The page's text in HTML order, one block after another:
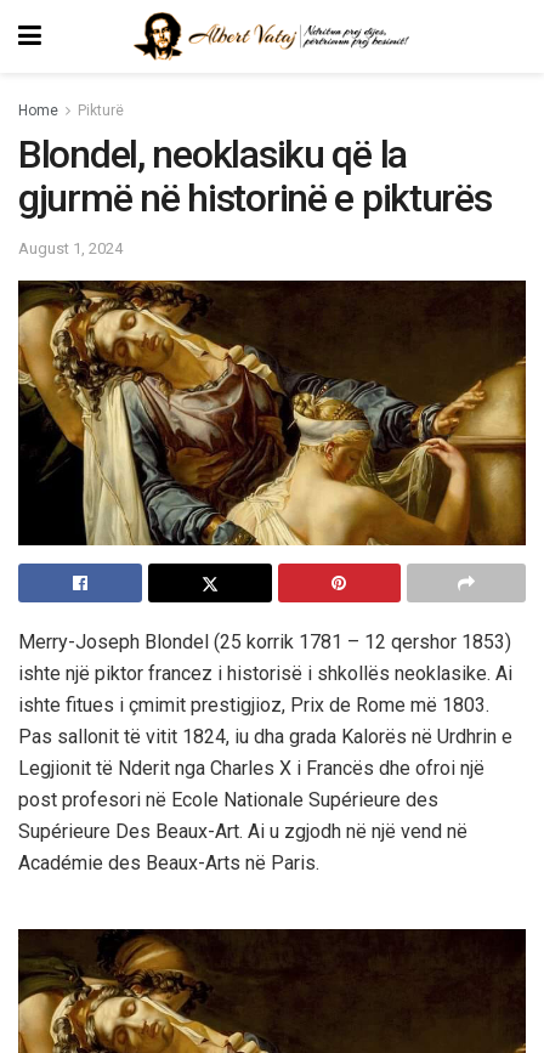
Home Pikturë
Blondel, neoklasiku që la
gjurmë në historinë e pikturës
August 1, 2024
Merry-Joseph Blondel (25 korrik 1781 – 12 qershor 1853)
ishte një piktor francez i historisë i shkollës neoklasike. Ai
ishte fitues i çmimit prestigjioz, Prix de Rome më 1803.
Pas sallonit të vitit 1824, iu dha grada Kalorës në Urdhrin e
Legjionit të Nderit nga Charles X i Francës dhe ofroi një
post profesori në Ecole Nationale Supérieure des
Supérieure Des Beaux-Art. Ai u zgjodh në një vend në
Académie des Beaux-Arts në Paris.